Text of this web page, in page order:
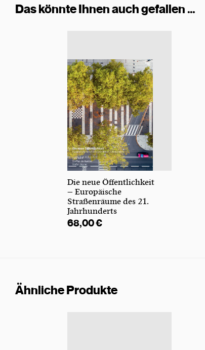
Das könnte Ihnen auch gefallen …
Die neue Öffentlichkeit
– Europäische
Straßenräume des 21.
Jahrhunderts
68,00€
Ähnliche Produkte